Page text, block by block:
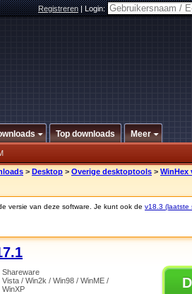
Registreren|Login:
Top downloads Meer
> Desktop > Overige desktoptools > WinHex
versie van deze software. Je kunt ook de v18.3 (laatste
Shareware
Vista / Win2k / Win98 / WinME /
WinXP